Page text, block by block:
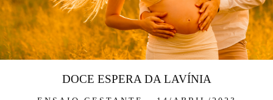
DOCE ESPERA DA LAVÍNIA